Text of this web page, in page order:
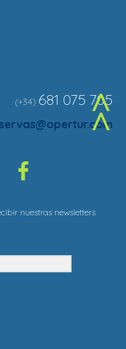
^
(+34) 681 075 705
nuestras newsletters